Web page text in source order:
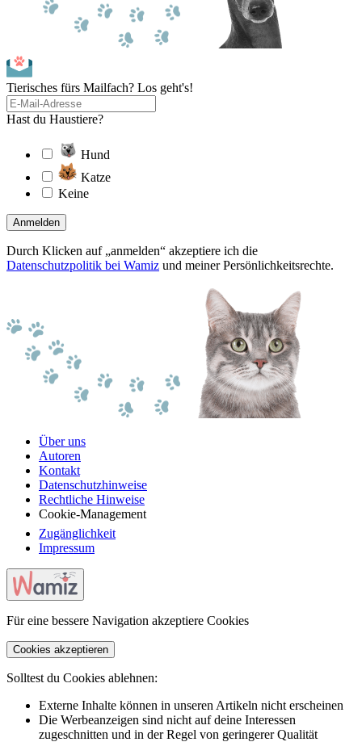
Tierisches fürs Mailfach? Los geht's!
Hast du Haustiere?
Hund
Katze
Keine
Anmelden
Durch Klicken auf „anmelden“ akzeptiere ich die
Datenschutzpolitik bei Wamiz und meiner Persönlichkeitsrechte.
Über uns
Autoren
Kontakt
Datenschutzhinweise
Rechtliche Hinweise
Cookie-Management
Zugänglichkeit
Impressum
Für eine bessere Navigation akzeptiere Cookies
Cookies akzeptieren
Solltest du Cookies ablehnen:
Externe Inhalte können in unseren Artikeln nicht erscheinen
Die Werbeanzeigen sind nicht auf deine Interessen
zugeschnitten und in der Regel von geringerer Qualität